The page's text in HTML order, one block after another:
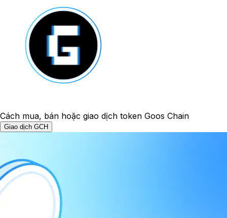
Cách mua, bán hoặc giao dịch token Goos Chain
Giao dịch GCH